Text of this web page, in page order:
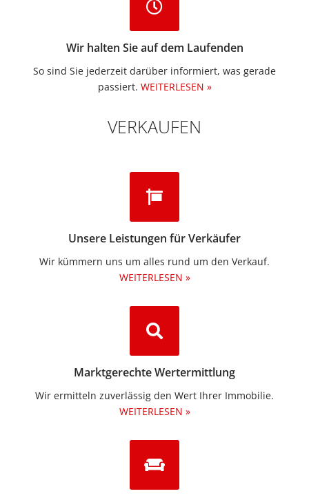
Wir halten Sie auf dem Laufenden
So sind Sie jederzeit darüber informiert, was gerade
passiert. WEITERLESEN »
VERKAUFEN
Unsere Leistungen für Verkäufer
Wir kümmern uns um alles rund um den Verkauf.
WEITERLESEN »
Marktgerechte Wertermittlung
Wir ermitteln zuverlässig den Wert Ihrer Immobilie.
WEITERLESEN »